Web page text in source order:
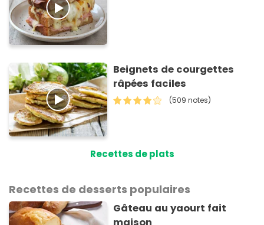
Beignets de courgettes
râpées faciles
(509 notes)
Recettes de plats
Recettes de desserts populaires
Gâteau au yaourt fait